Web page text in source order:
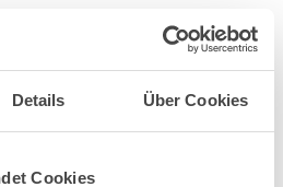
Details Über Cookies
Cookies